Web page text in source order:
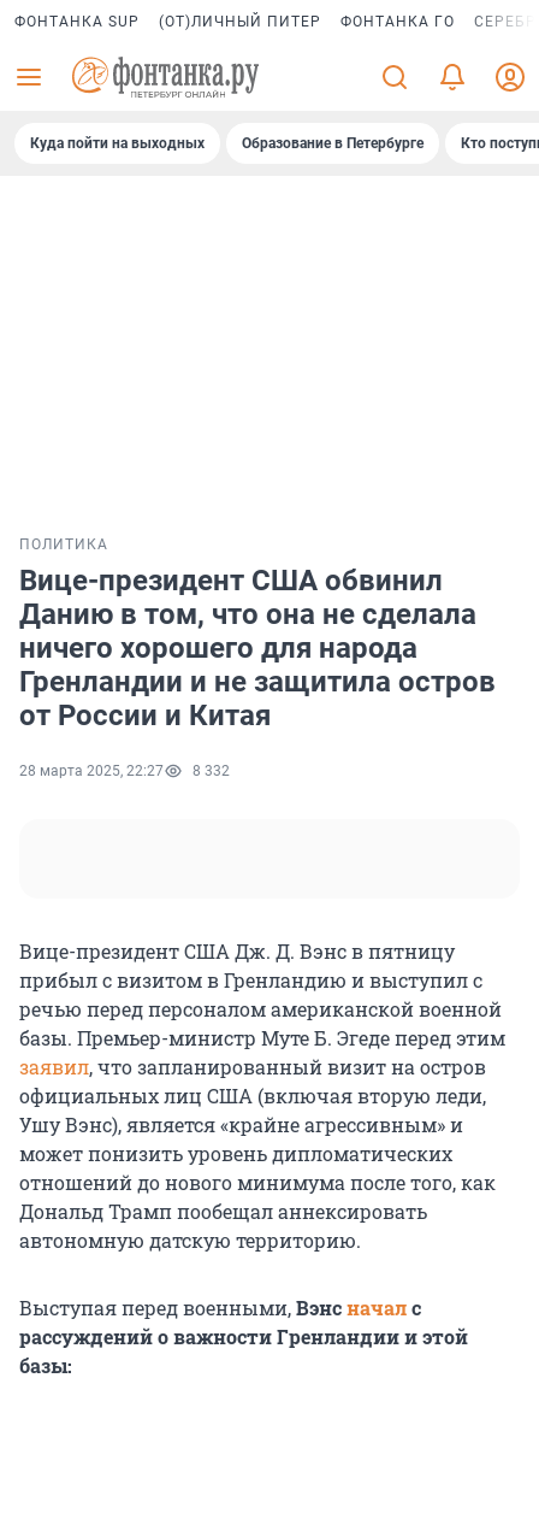
ФОНТАНКА SUP (ОТ)ЛИЧНЫЙ ПИТЕР ФОНТАНКА ГО
Куда пойти на выходных Образование в Петербурге Кто
ПОЛИТИКА
Вице-президент США обвинил
Данию в том, что она не сделала
ничего хорошего для народа
Гренландии и не защитила остров
от России и Китая
28 марта 2025, 22:27 8 332
Вице-президент США Дж. Д. Вэнс в пятницу
прибыл с визитом в Гренландию и выступил с
речью перед персоналом американской военной
базы. Премьер-министр МутеБ. Эгедеперед этим
заявил, что запланированный визит на остров
официальных лиц США (включая вторую леди,
Ушу Вэнс), является «крайне агрессивным» и
может понизить уровень дипломатических
отношений до нового минимума после того, как
Дональд Трамп пообещал аннексировать
автономную датскую территорию.
Выступая перед военными,Вэнсначалс
рассуждений о важности Гренландии и этой
базы: